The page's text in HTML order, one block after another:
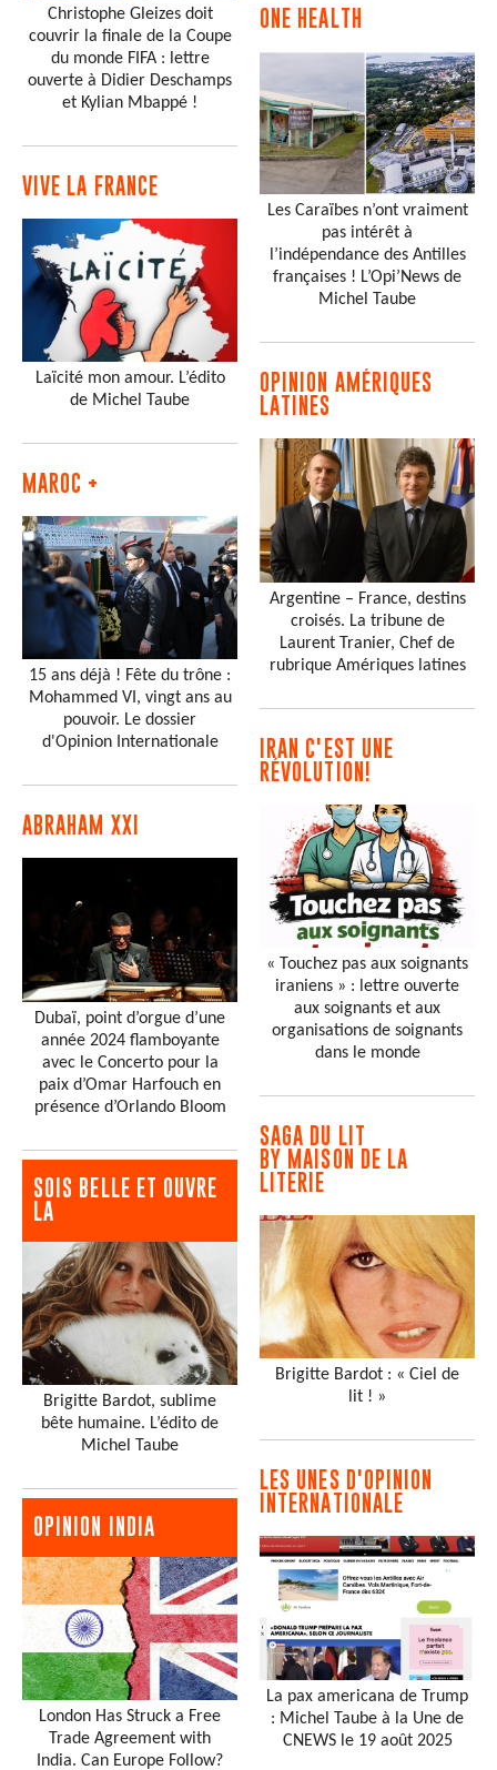
Christophe Gleizes doit
couvrir la finale de la Coupe
du monde FIFA : lettre
ouverte à Didier Deschamps
et Kylian Mbappé !
VIVE LA FRANCE
Laïcité mon amour. L’édito
de Michel Taube
MAROC +
15 ans déjà ! Fête du trône :
Mohammed VI, vingt ans au
pouvoir. Le dossier
d'Opinion Internationale
ABRAHAM XXI
Dubaï, point d’orgue d’une
année 2024 flamboyante
avec le Concerto pour la
paix d’Omar Harfouch en
présence d’Orlando Bloom
SOIS BELLE ET OUVRE
LA
Brigitte Bardot, sublime
bête humaine. L’édito de
Michel Taube
OPINION INDIA
London Has Struck a Free
Trade Agreement with
India. Can Europe Follow?
ONE HEALTH
Les Caraïbes n’ont vraiment
pas intérêt à
l’indépendance des Antilles
françaises ! L’Opi’News de
Michel Taube
OPINION AMÉRIQUES
LATINES
Argentine – France, destins
croisés. La tribune de
Laurent Tranier, Chef de
rubrique Amériques latines
IRAN C'EST UNE
RÉVOLUTION!
« Touchez pas aux soignants
iraniens » : lettre ouverte
aux soignants et aux
organisations de soignants
dans le monde
SAGA DU LIT
BY MAISON DE LA
LITERIE
Brigitte Bardot : « Ciel de
lit ! »
LES UNES D'OPINION
INTERNATIONALE
La pax americana de Trump
: Michel Taube à la Une de
CNEWS le 19 août 2025